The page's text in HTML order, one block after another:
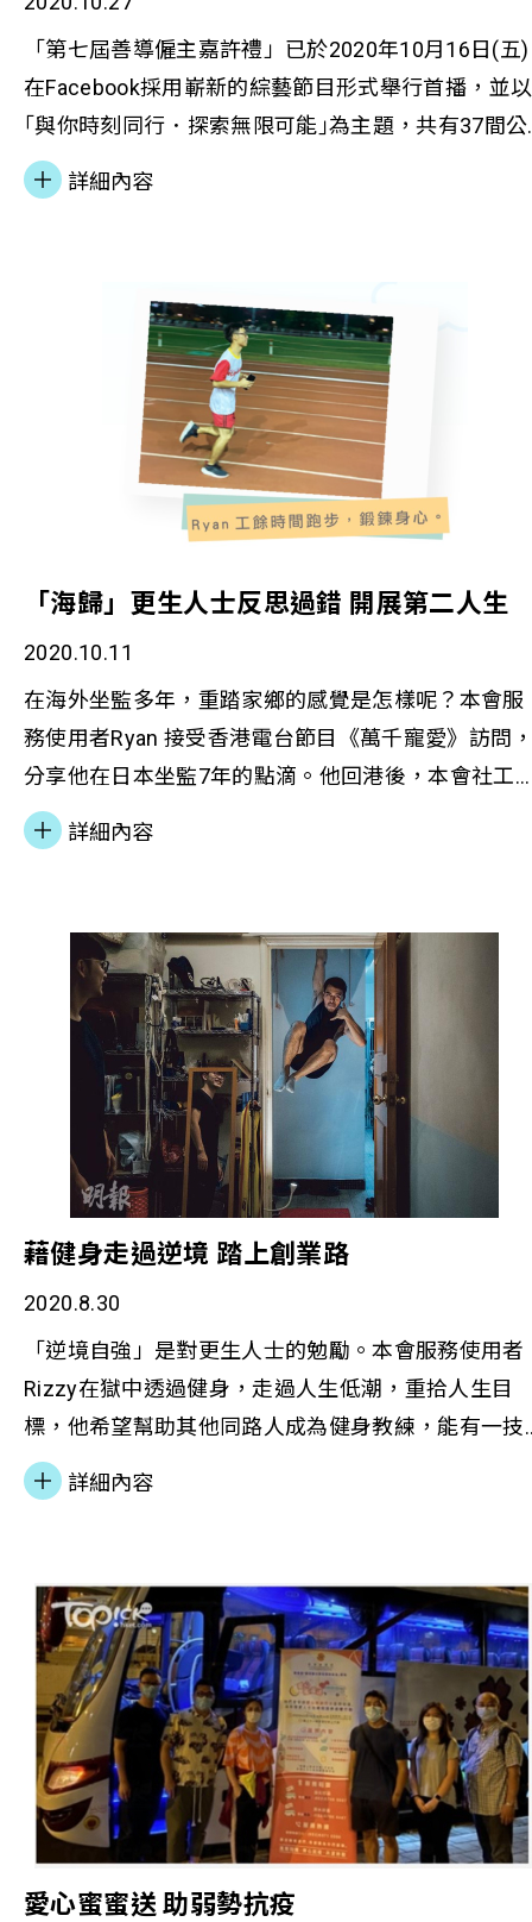
「第七屆善導僱主嘉許禮」已於2020年10月16日(五)
在Facebook採用嶄新的綜藝節目形式舉行首播，並以
｢與你時刻同行．探索無限可能｣為主題，共有37間公
司獲提名及選出20位「新晉」、「傑出」及「卓越」
善導僱主，更增設 ｢伴你同行–RunTogether
單提供穩定工作及收入，最重要的是讓他們可以重新
接納自己，改善人際關係，重拾自尊。
詳細內容
「海歸」更生人士反思過錯 開展第二人生
2020.10.11
在海外坐監多年，重踏家鄉的感覺是怎樣呢？本會服
務使用者Ryan 接受香港電台節目《萬千寵愛》訪問
分享他在日本坐監7年的點滴。他回港後，本會社工
助他逐步融入社會，重拾人生目標。他鼓勵其他同路
詳細內容
藉健身走過逆境 踏上創業路
2020.8.30
「逆境自強」是對更生人士的勉勵。本會服務使用者
Rizzy在獄中透過健身，走過人生低潮，重拾人生目
標，他希望幫助其他同路人成為健身教練，能有一技
之長﹔他計劃申請資金建立由更生人士組成的教練團
隊，在全港各區公園推廣健身。 Rizzy聯同本會港康
挑戰，本會如何協助他們融入社會。
詳細內容
愛心蜜蜜送 助弱勢抗疫